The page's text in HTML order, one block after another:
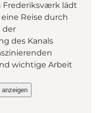
Frederiksværk lädt
Reise durch
der
des Kanals
wichtige Arbeit
Museum
| Pulvermühlen-Museum in